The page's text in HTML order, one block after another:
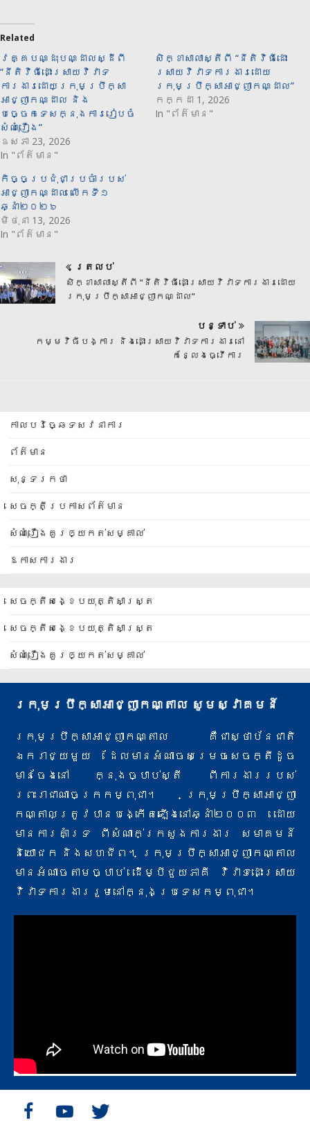
Related
វគ្គបណ្ដុះបណ្ដាលស្ដីពី
“នីតិវិធីដោះស្រាយវិវាទ
ការងារដោយក្រុមប្រឹក្សា
អាជ្ញាកណ្ដាល និង
បច្ចេកទេសក្នុងការរៀបចំ
សំណុំរឿង”
ឧសភា 23, 2026
In "ព័ត៌មាន"
សិក្ខាសាលាស្តីពី “នីតិវិធីដោះ
ស្រាយវិវាទការងារដោយ
ក្រុមប្រឹក្សាអាជ្ញាកណ្ដាល”
កក្កដា 1, 2026
In "ព័ត៌មាន"
កិច្ចប្រជុំជាប្រចាំរបស់
អាជ្ញាកណ្ដាល លើកទី១
ឆ្នាំ២០២៦
មិថុនា 13, 2026
In "ព័ត៌មាន"
ត្រលប់
សិក្ខាសាលាស្តីពី “នីតិវិធីដោះស្រាយវិវាទការងារដោយ
ក្រុមប្រឹក្សាអាជ្ញាកណ្ដាល”
បន្ទាប់
កម្មវិធីបង្ការ និងដោះស្រាយវិវាទការងារនៅ
កន្លែងធ្វើការ
កាលបរិច្ឆេទសវនាការ
ព័ត៌មាន
សុន្ទរកថា
សេចក្តីប្រកាសព័ត៌មាន
សំណុំរឿងគួរឲ្យកត់សម្គាល់
ឱកាសការងារ
សេចក្តីសង្ខេបយុត្តិសាស្ត្រ
សេចក្តីសង្ខេបយុត្តិសាស្ត្រ
សំណុំរឿងគួរឲ្យកត់សម្គាល់
ក្រុមប្រឹក្សាអាជ្ញាកណ្តាល សូមស្វាគមន៍
ក្រុមប្រឹក្សាអាជ្ញាកណ្តាល គឺជាស្ថាប័នជាតិ
ឯករាជ្យមួយ ដែលមានអំណាចសម្រេចសេចក្តីដូច
មានចែងនៅ ក្នុងច្បាប់ស្តី ពីការងារ​របស់
ព្រះរាជាណាចក្រកម្ពុជា។ ក្រុមប្រឹក្សាអាជ្ញា
កណ្តាលត្រូវបានបង្កើតឡើងនៅឆ្នាំ២០០៣ ដោយ
មានការគាំទ្រ ពីសំណាក់​ក្រសួងការងារ សមាគមន៍
និយោជក និងសហជីព។ ក្រុមប្រឹក្សាអាជ្ញាកណ្តាល
មានអំណាចតាមច្បាប់ ដើម្បីជួយភាគី វិវាទ​ដោះស្រាយ
វិវាទការងាររួមនៅក្នុងប្រទេសកម្ពុជា។